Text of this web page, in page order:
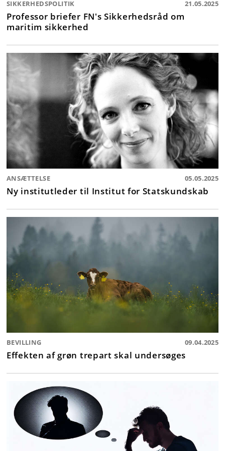
SIKKERHEDSPOLITIK 21.05.2025
Professor briefer FN's Sikkerhedsråd om
maritim sikkerhed
ANSÆTTELSE 05.05.2025
Ny institutleder til Institut for Statskundskab
BEVILLING 09.04.2025
Effekten af grøn trepart skal undersøges